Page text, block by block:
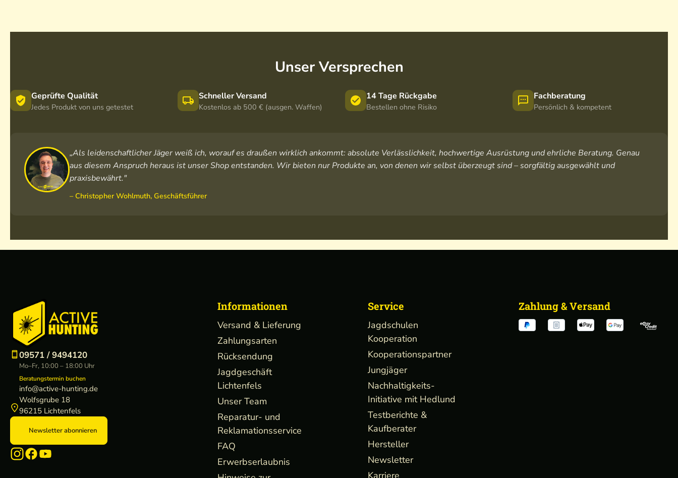
Unser Versprechen
Geprüfte Qualität
Jedes Produkt von uns getestet
Schneller Versand
Kostenlos ab 500 € (ausgen. Waffen)
14 Tage Rückgabe
Bestellen ohne Risiko
Fachberatung
Persönlich & kompetent
„Als leidenschaftlicher Jäger weiß ich, worauf es draußen wirklich ankommt: absolute Verlässlichkeit, hochwertige Ausrüstung und ehrliche Beratung. Genau
aus diesem Anspruch heraus ist unser Shop entstanden. Wir bieten nur Produkte an, von denen wir selbst überzeugt sind – sorgfältig ausgewählt und
praxisbewährt."
– Christopher Wohlmuth, Geschäftsführer
09571 / 9494120
Mo–Fr, 10:00 – 18:00 Uhr
Beratungstermin buchen
info@active-hunting.de
Wolfsgrube 18
96215 Lichtenfels
Newsletter abonnieren
Informationen
Versand & Lieferung
Zahlungsarten
Rücksendung
Jagdgeschäft
Lichtenfels
Unser Team
Reparatur- und
Reklamationsservice
FAQ
Erwerbserlaubnis
Service
Jagdschulen
Kooperation
Kooperationspartner
Jungjäger
Nachhaltigkeits-
Initiative mit Hedlund
Testberichte &
Kaufberater
Hersteller
Newsletter
Karriere
Zahlung & Versand